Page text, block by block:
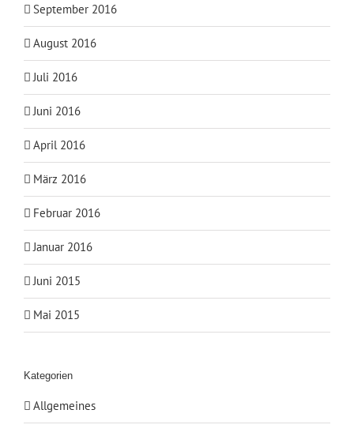
September 2016
August 2016
Juli 2016
Juni 2016
April 2016
März 2016
Februar 2016
Januar 2016
Juni 2015
Mai 2015
Kategorien
Allgemeines